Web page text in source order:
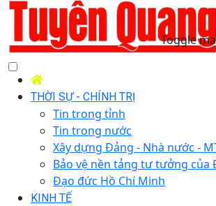
Toggle
THỜI SỰ - CHÍNH TRỊ
Tin trong tỉnh
Tin trong nước
Xây dựng Đảng - Nhà nước -
Bảo vệ nền tảng tư tưởng của
Đạo đức Hồ Chí Minh
KINH TẾ